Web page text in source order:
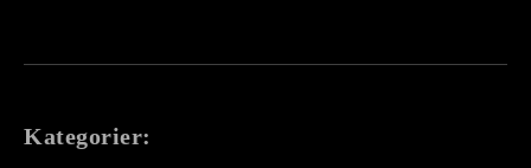
Kategorier: